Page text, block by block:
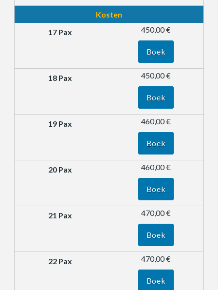
Kosten
450,00 €
Boek
450,00 €
Boek
460,00 €
Boek
460,00 €
Boek
470,00 €
Boek
470,00 €
Boek